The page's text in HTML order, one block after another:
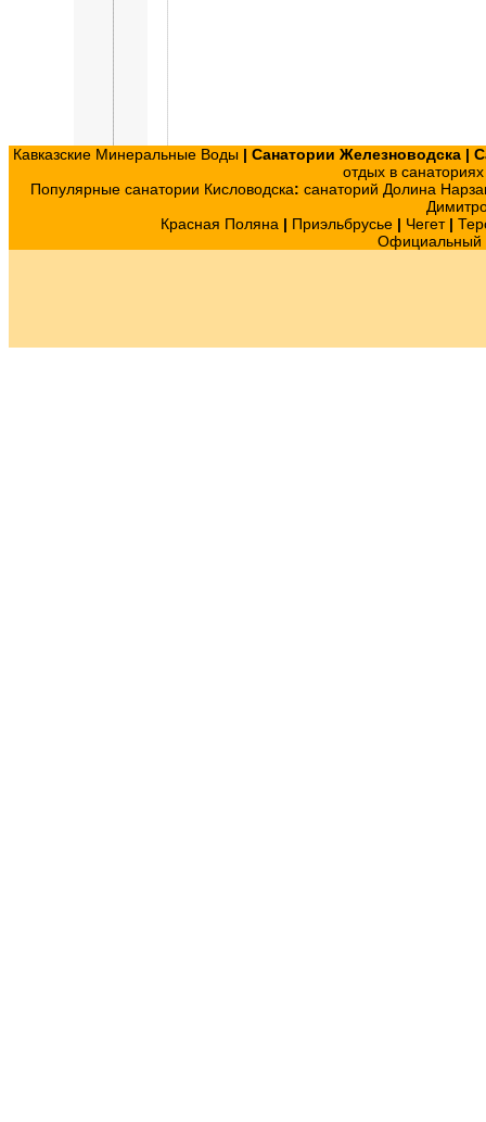
Кавказские Минеральные Воды | Санатории Железноводска |
отдых в
Популярные санатории Кисловодска: санаторий Долина
Красная Поляна | Приэльбрусье| Чегет|
Официальный